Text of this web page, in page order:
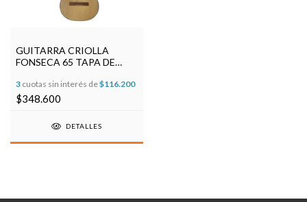
GUITARRA CRIOLLA
FONSECA 65 TAPA DE
3 cuotas sin interés de$116.200
$348.600
DETALLES